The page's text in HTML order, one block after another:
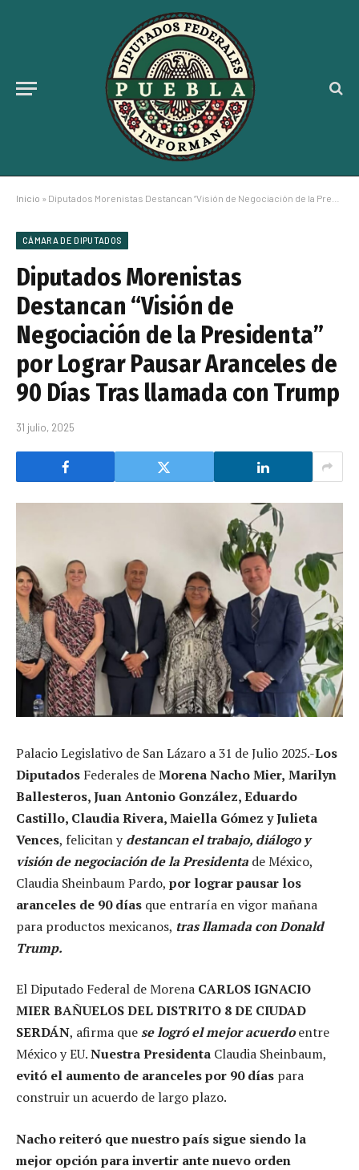
Inicio » Diputados Morenistas Destancan “Visión de Negociación de la Presidenta” por Lograr Pausar Aranceles de 90 Días Tras llamada con Trump
CÁMARA DE DIPUTADOS
Diputados Morenistas
Destancan “Visión de
Negociación de la Presidenta”
por Lograr Pausar Aranceles de
90 Días Tras llamada con Trump
31 julio, 2025
Palacio Legislativo de San Lázaro a 31 de Julio 2025.-Los
Diputados Federales deMorenaNacho Mier, Marilyn
Ballesteros, Juan Antonio González, Eduardo
Castillo, Claudia Rivera, Maiella Gómez y Julieta
Vences, felicitan y destancan el trabajo, diálogo y
visión de negociación de la Presidenta de México,
Claudia Sheinbaum Pardo, por lograr pausar los
aranceles de 90 días que entraría en vigor mañana
para productos mexicanos, tras llamada con Donald
Trump.
El Diputado Federal de Morena CARLOS IGNACIO
MIER BAÑUELOS DEL DISTRITO 8 DE CIUDAD
SERDÁN, afirma quese logró el mejor acuerdoentre
México y EU.Nuestra Presidenta Claudia Sheinbaum,
evitó el aumento de aranceles por 90 días para
construir un acuerdo de largo plazo.
Nacho reiteró que nuestro país sigue siendo la
mejor opción para invertir ante nuevo orden